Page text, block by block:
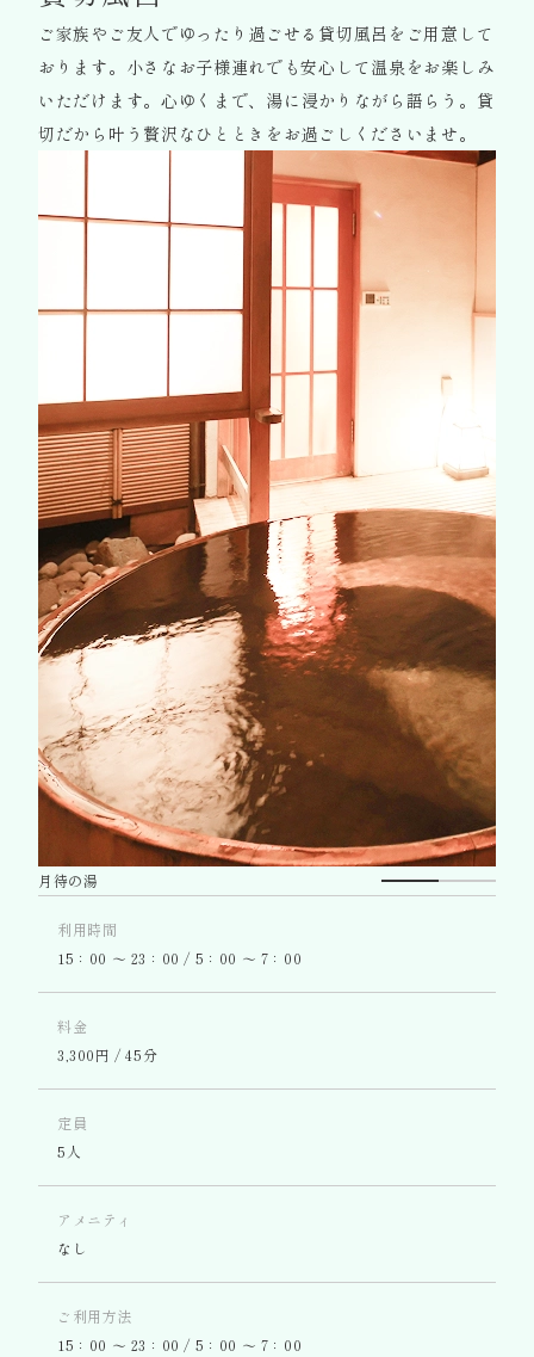
ご家族やご友人でゆったり過ごせる貸切風呂をご用意して
おります。 小さなお子様連れでも安心して温泉をお楽しみ
いただけます。 心ゆくまで、湯に浸かりながら語らう。貸
切だから叶う贅沢なひとときをお過ごしくださいませ。
月待の湯
利用時間
15：00 〜 23：00 / 5：00 〜 7：00
料金
3,300円 / 45分
定員
5人
アメニティ
なし
ご利用方法
15：00 〜 23：00 / 5：00 〜 7：00